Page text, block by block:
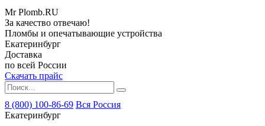
MrPlomb.RU
За качество отвечаю!
Пломбы и опечатывающие устройства
Екатеринбург
Доставка
по всей России
Скачать прайс
8 (800) 100-86-69 Вся Россия
Екатеринбург